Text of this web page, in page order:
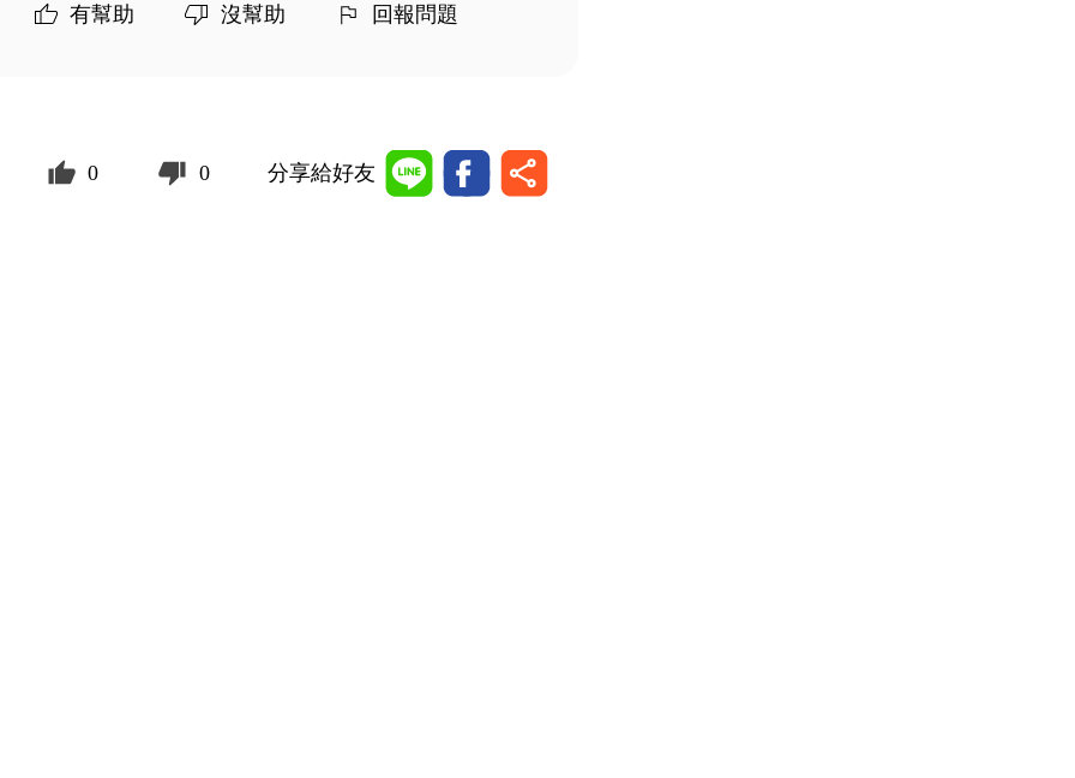
有幫助 沒幫助 回報問題
0 0 分享給好友